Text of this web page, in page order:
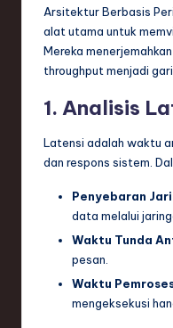
Arsitektur Berbasis
alat utama untuk
Mereka
throughput menjadi
1. Analisis
Latensi adalah waktu
dan respons sistem.
Penyebaran
data melalui
Waktu Tunda
pesan.
Waktu
mengeksekusi